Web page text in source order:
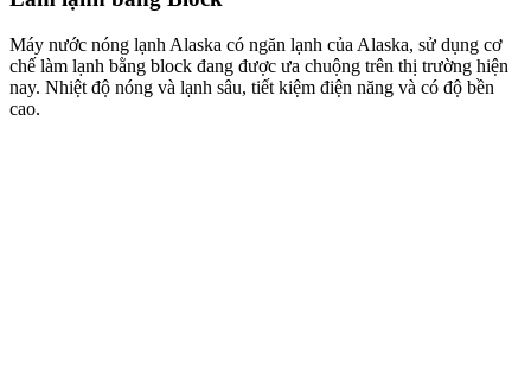
Máy nước nóng lạnh Alaska có ngăn lạnh của Alaska, sử dụng cơ
chế làm lạnh bằng block đang được ưa chuộng trên thị trường hiện
nay. Nhiệt độ nóng và lạnh sâu, tiết kiệm điện năng và có độ bền
cao.